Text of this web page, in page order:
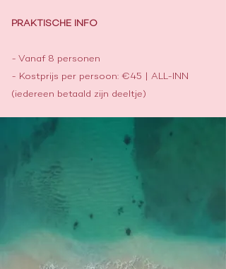
PRAKTISCHE INFO
- Vanaf 8 personen
- Kostprijs per persoon: €45 | ALL-INN
(iedereen betaald zijn deeltje)